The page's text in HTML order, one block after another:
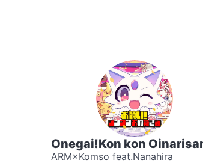
Onegai!Kon kon
ARM×Komso feat.Nanahira